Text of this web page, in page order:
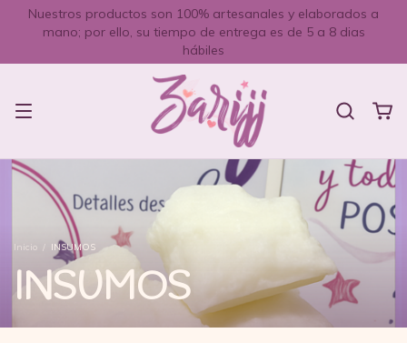
Nuestros productos son 100% artesanales y elaborados a
mano; por ello, su tiempo de entrega es de 5 a 8 dias
hábiles
Inicio / INSUMOS
INSUMOS